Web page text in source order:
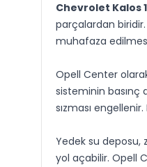
Chevrolet Kalos
parçalardan biridir.
muhafaza
Opell Center
sisteminin basınç
sızması
Yedek su deposu,
yol açabilir. Opell